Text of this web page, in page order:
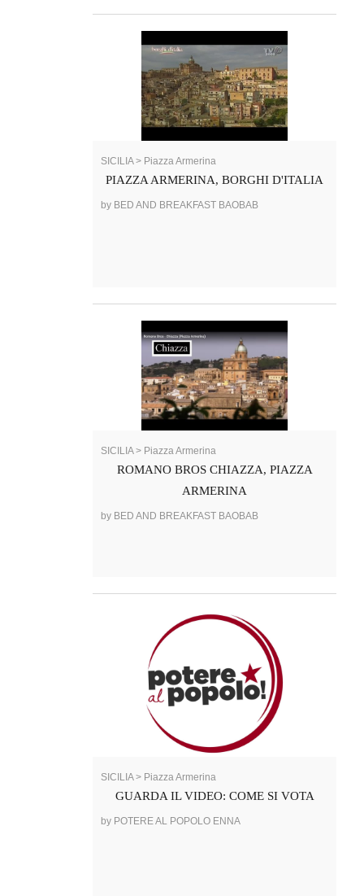
SICILIA > Piazza Armerina
PIAZZA ARMERINA, BORGHI D'ITALIA
by BED AND BREAKFAST BAOBAB
SICILIA > Piazza Armerina
ROMANO BROS CHIAZZA, PIAZZA
ARMERINA
by BED AND BREAKFAST BAOBAB
SICILIA > Piazza Armerina
GUARDA IL VIDEO: COME SI VOTA
by POTERE AL POPOLO ENNA